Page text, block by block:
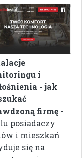
i
- jak
firmę -
posiadaczy
i mieszkań
się na